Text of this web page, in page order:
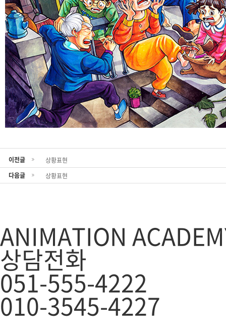
이전글
상황표현
다음글
상황표현
ANIMATION
상담전화
051-555-4222
010-3545-4227